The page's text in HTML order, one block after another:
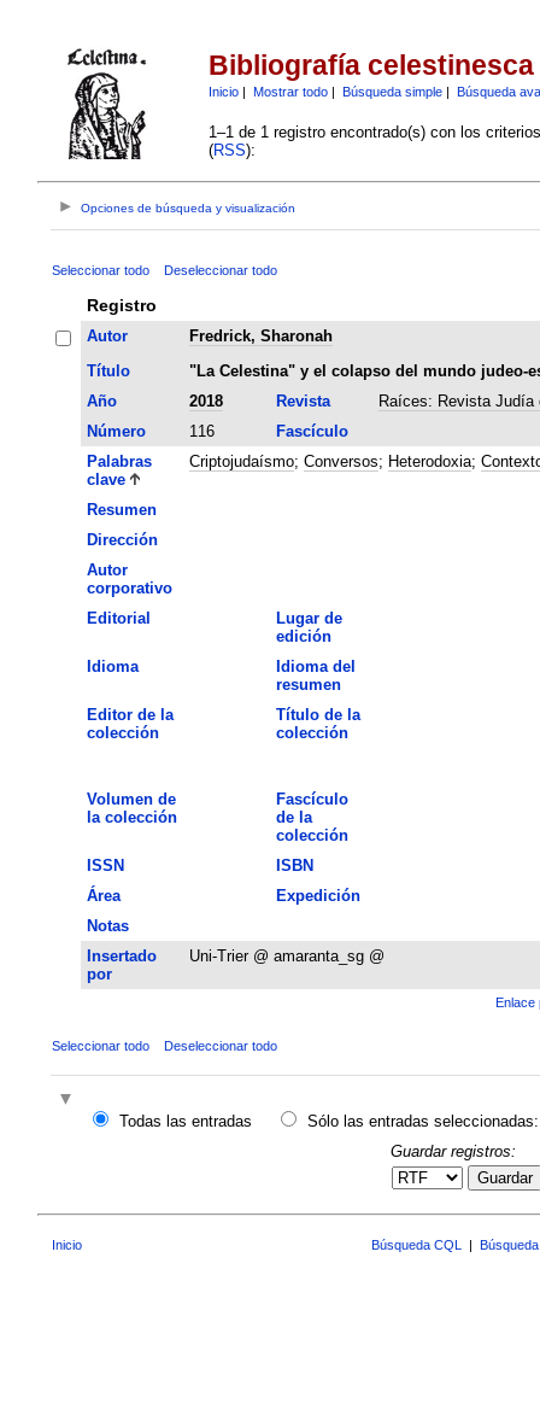
Bibliografía celestinesca
Inicio| Mostrar todo| Búsqueda simple| Búsqueda
1–1 de 1 registro encontrado(s) con los
(RSS):
Opciones de búsqueda y visualización
Seleccionar todo Deseleccionar todo
Registro
Autor
Fredrick, Sharonah
Título
"La Celestina" y el colapso del mundo judeo-
Año
2018 Revista
Raíces: Revista Judía
Número
116
Fascículo
Palabras
clave
Criptojudaísmo; Conversos; Heterodoxia;
Resumen
Dirección
Autor
corporativo
Editorial
Lugar de
edición
Idioma
Idioma del
resumen
Editor de la
colección
Título de la
colección
Volumen de
la colección
Fascículo
de la
colección
ISSN
ISBN
Área
Expedición
Notas
Insertado
por
Uni-Trier @ amaranta_sg @
Enlace
Seleccionar todo Deseleccionar todo
Todas las entradas
Sólo las entradas seleccionadas:
Guardar registros:
Guardar
Inicio Búsqueda CQL